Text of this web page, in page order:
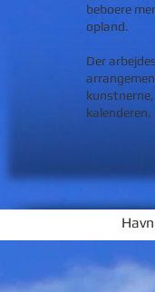
beboere
opland.
Der
kalenderen.